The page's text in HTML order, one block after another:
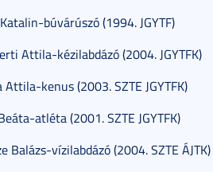
búvárúszó (1994. JGYTF)
Attila-kézilabdázó (2004. JGYTFK)
Attila-kenus (2003. SZTE JGYTFK)
atléta (2001. SZTE JGYTFK)
Balázs-vízilabdázó (2004. SZTE ÁJTK)